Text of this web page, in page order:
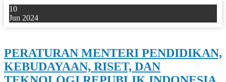
10
Jun 2024
PERATURAN MENTERI PENDIDIKAN,
KEBUDAYAAN, RISET, DAN